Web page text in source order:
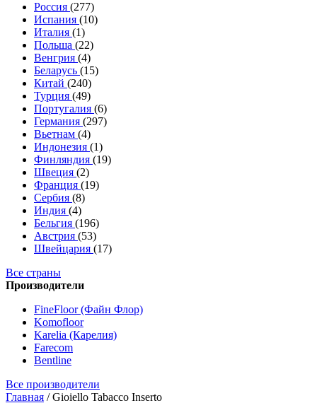
Россия (277)
Испания (10)
Италия (1)
Польша (22)
Венгрия (4)
Беларусь (15)
Китай (240)
Турция (49)
Португалия (6)
Германия (297)
Вьетнам (4)
Индонезия (1)
Финляндия (19)
Швеция (2)
Франция (19)
Сербия (8)
Индия (4)
Бельгия (196)
Австрия (53)
Швейцария (17)
Все страны
Производители
FineFloor (Файн Флор)
Komofloor
Karelia (Карелия)
Farecom
Bentline
Все производители
Главная /Gioiello Tabacco Inserto